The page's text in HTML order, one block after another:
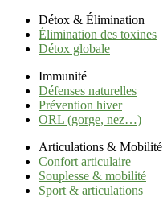
Détox & Élimination
Élimination des toxines
Détox globale
Immunité
Défenses naturelles
Prévention hiver
ORL (gorge, nez…)
Articulations & Mobilité
Confort articulaire
Souplesse & mobilité
Sport & articulations